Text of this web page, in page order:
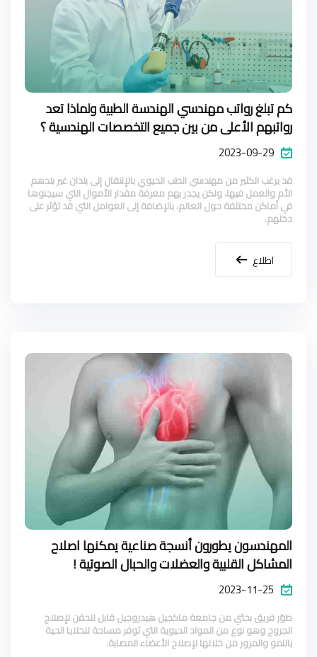
كم تبلغ رواتب مهندسي الهندسة الطبية ولماذا تعد
رواتبهم الأعلى من بين جميع التخصصات الهندسية ؟
2023-09-29
قد يرغب الكثير من مهندسي الطب الحيوي بالإنتقال إلى بلدان غير بلدهم
الأم والعمل فيها، ولكن يجدر بهم معرفة مقدار الأموال التي سيجنوها
في أماكن مختلفة حول العالم، بالإضافة إلى العوامل التي قد تؤثر على
دخلهم.
اطلاع
المهندسون يطورون أنسجة صناعية يمكنها اصلاح
المشاكل القلبية والعضلات والحبال الصوتية !
2023-11-25
طوّر فريق بحثي من جامعة ماكجيل هيدروجيل قابل للحقن لإصلاح
الجروح وهو نوع من المواد الحيوية التي توفر مساحة للخلايا الحية
بالنمو والمرور من خلالها لإصلاح الأعضاء المصابة.